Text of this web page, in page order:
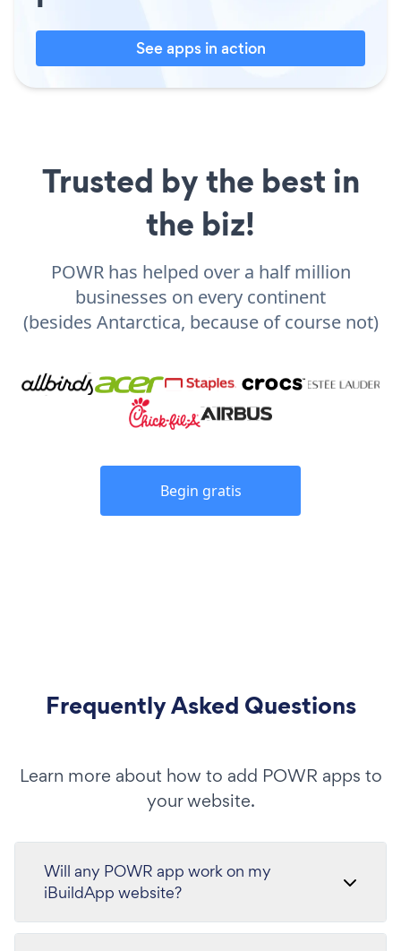
See apps in action
Trusted by the best in
the biz!
POWR has helped over a half million
businesses on every continent
(besides Antarctica, because of course not)
Begin gratis
Frequently Asked Questions
Learn more about how to add POWR apps to
your website.
Will any POWR app work on my
iBuildApp website?